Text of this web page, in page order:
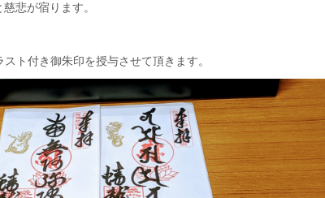
悲が宿ります。
ト付き御朱印を授与させて頂きます。